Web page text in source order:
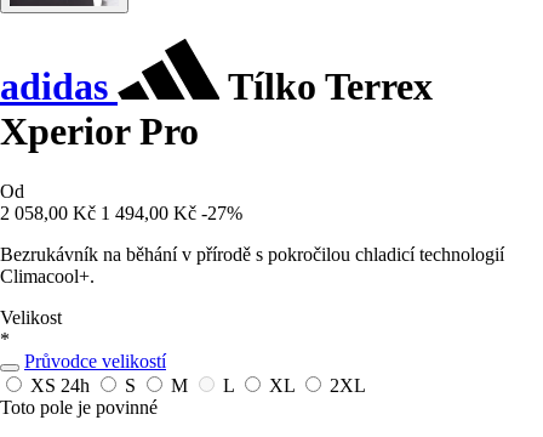
adidas
Tílko Terrex
Xperior Pro
Od
2 058,00 Kč 1 494,00 Kč -27%
Bezrukávník na běhání v přírodě s pokročilou chladicí technologií
Climacool+.
Velikost
*
Průvodce velikostí
XS 24h S M L XL
2XL
Toto pole je povinné